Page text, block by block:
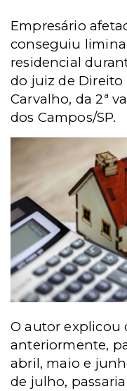
Empresário
conseguiu
residencial
do juiz de Direito
Carvalho, da 2ª
dos Campos/SP.
O autor explicou
anteriormente,
abril, maio e
de julho,